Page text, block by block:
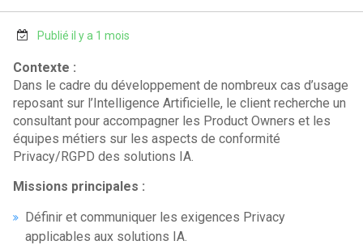
Publié il y a 1 mois
Contexte :
Dans le cadre du développement de nombreux cas d’usage
reposant sur l’Intelligence Artificielle, le client recherche un
consultant pour accompagner les Product Owners et les
équipes métiers sur les aspects de conformité
Privacy/RGPD des solutions IA.
Missions principales :
Définir et communiquer les exigences Privacy
applicables aux solutions IA.